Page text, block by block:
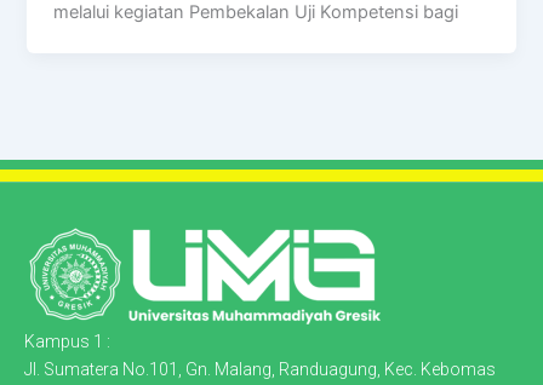
melalui kegiatan Pembekalan Uji Kompetensi bagi
Kampus 1 :
Jl. Sumatera No.101, Gn. Malang, Randuagung, Kec. Kebomas